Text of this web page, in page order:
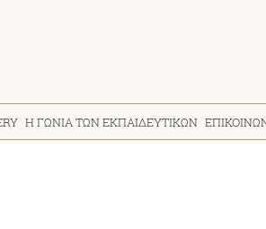
Η ΓΩΝΙΑ ΤΩΝ ΕΚΠΑΙΔΕΥΤΙΚΩΝ